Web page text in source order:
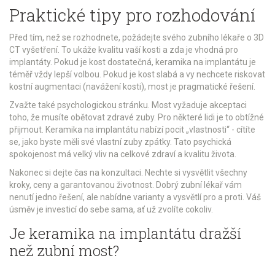
Praktické tipy pro rozhodování
Před tím, než se rozhodnete, požádejte svého zubního lékaře o 3D
CT vyšetření. To ukáže kvalitu vaší kosti a zda je vhodná pro
implantáty. Pokud je kost dostatečná, keramika na implantátu je
téměř vždy lepší volbou. Pokud je kost slabá a vy nechcete riskovat
kostní augmentaci (navážení kosti), most je pragmatické řešení.
Zvažte také psychologickou stránku. Most vyžaduje akceptaci
toho, že musíte obětovat zdravé zuby. Pro některé lidi je to obtížné
přijmout. Keramika na implantátu nabízí pocit „vlastnosti“ - cítíte
se, jako byste měli své vlastní zuby zpátky. Tato psychická
spokojenost má velký vliv na celkové zdraví a kvalitu života.
Nakonec si dejte čas na konzultaci. Nechte si vysvětlit všechny
kroky, ceny a garantovanou životnost. Dobrý zubní lékař vám
nenutí jedno řešení, ale nabídne varianty a vysvětlí pro a proti. Váš
úsměv je investicí do sebe sama, ať už zvolíte cokoliv.
Je keramika na implantátu dražší
než zubní most?